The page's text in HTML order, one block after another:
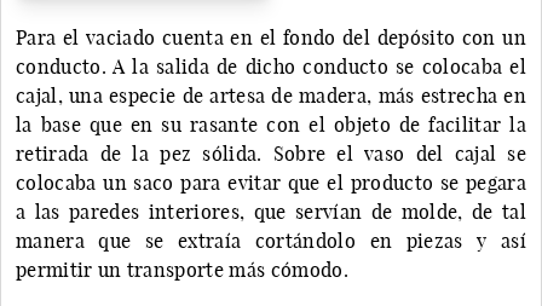
Para el vaciado cuenta en el fondo del depósito con un
conducto. A la salida de dicho conducto se colocaba el
cajal, una especie de artesa de madera, más estrecha en
la base que en su rasante con el objeto de facilitar la
retirada de la pez sólida. Sobre el vaso del cajal se
colocaba un saco para evitar que el producto se pegara
a las paredes interiores, que servían de molde, de tal
manera que se extraía cortándolo en piezas y así
permitir un transporte más cómodo.